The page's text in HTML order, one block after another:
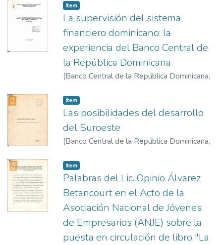
Item
La supervisión del sistema
financiero dominicano: la
experiencia del Banco Central de
la República Dominicana
(Banco Central de la República Dominicana,
Item
Las posibilidades del desarrollo
del Suroeste
(Banco Central de la República Dominicana,
Item
Palabras del Lic. Opinio Álvarez
Betancourt en el Acto de la
Asociación Nacional de Jóvenes
de Empresarios (ANJE) sobre la
puesta en circulación de libro "La